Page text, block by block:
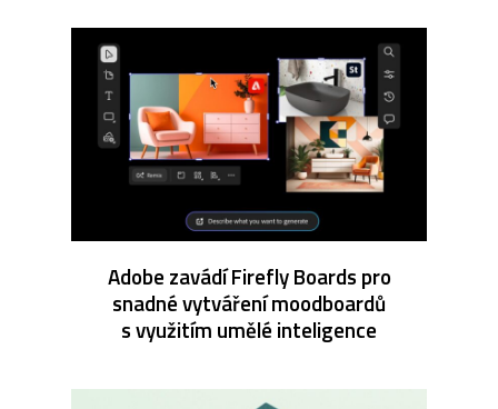
Adobe zavádí Firefly Boards pro
snadné vytváření moodboardů
s využitím umělé inteligence